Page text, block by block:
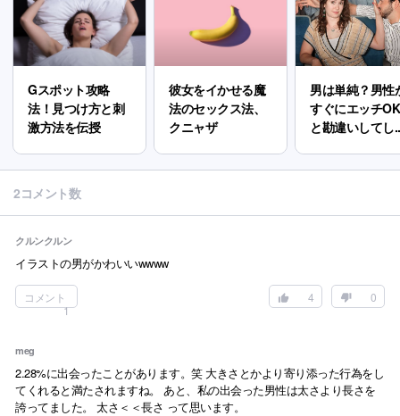
Gスポット攻略
法！見つけ方と刺
激方法を伝授
彼女をイかせる魔
法のセックス法、
クニャザ
男は単純？男性
すぐにエッチ
と勘違いしてし
2コメント数
クルンクルン
イラストの男がかわいいwwww
コメント
1
0
4
meg
2.28%に出会ったことがあります。笑 大きさとかより寄り添った行為をし
てくれると満たされますね。 あと、私の出会った男性は太さより長さを
誇ってました。 太さ＜＜長さ って思います。